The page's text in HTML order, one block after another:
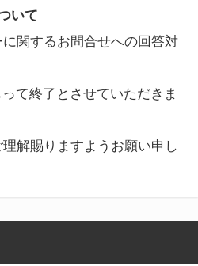
いて
に関するお問合せへの回答対
て終了とさせていただきま
解賜りますようお願い申し